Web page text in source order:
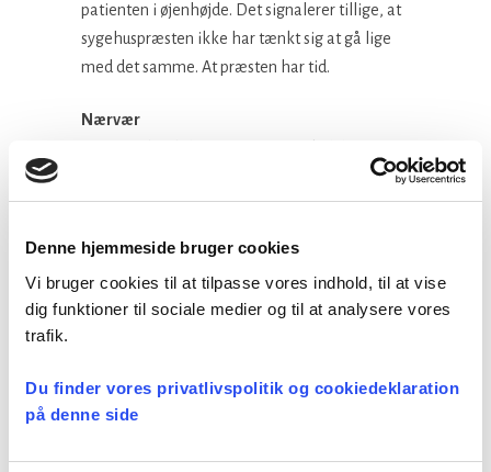
Denne hjemmeside bruger cookies
Vi bruger cookies til at tilpasse vores indhold, til at vise
dig funktioner til sociale medier og til at analysere vores
trafik.
Du finder vores privatlivspolitik og cookiedeklaration
på denne side
patienten i øjenhøjde. Det signalerer tillige, at
sygehuspræsten ikke har tænkt sig at gå lige
med det samme. At præsten har tid.
Nærvær
nærvær skal samtalen leve, og jo ringere
jo dårligere trives samtalen. At foranledige
kontakt og nærvær beror mere på kunst end på
teknik, som også præst og psykoterapeut Bent
på et sygehus i forhold til hjemlige og
have været mere tryg ved tale om svære ting.